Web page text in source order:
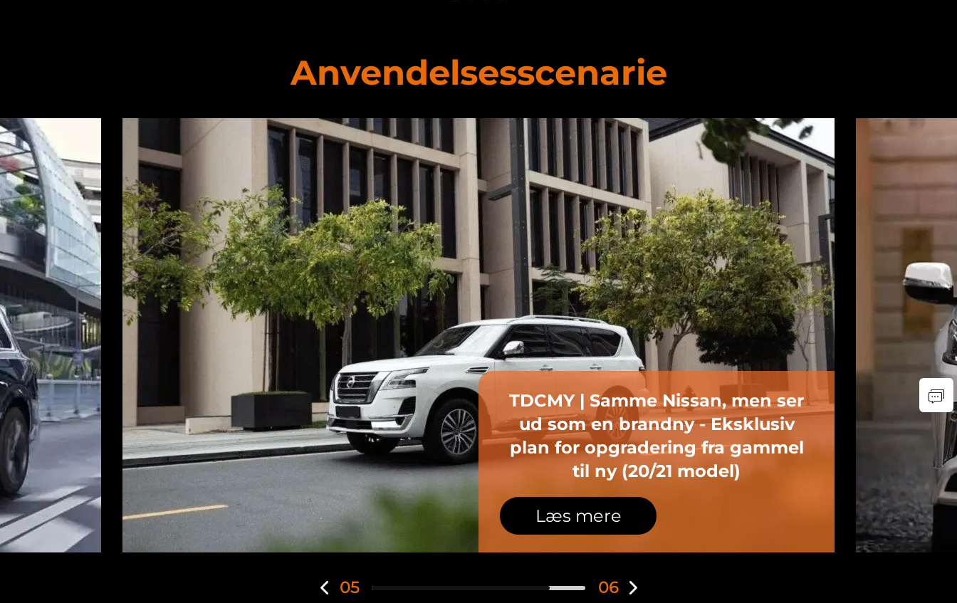
Anvendelsesscenarie
TDCMY ｜ "Original
fabrikskarrosseri på Lexus LX570?
Nej, det er bare et uafsluttet rum
til ændring og opgradering."
Læs mere
06 06